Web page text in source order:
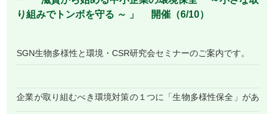
り組みでトンボを守る ～ 」 開催（6/10）
SGN生物多様性と環境・CSR研究会セミナーのご案内です。
企業が取り組むべき環境対策の１つに「生物多様性保全」があ